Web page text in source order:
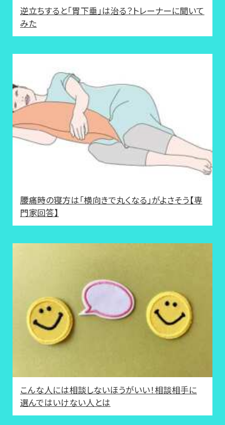
逆立ちすると「胃下垂」は治る？トレーナーに聞いて
みた
腰痛時の寝方は「横向きで丸くなる」がよさそう【専
門家回答】
こんな人には相談しないほうがいい！相談相手に
選んではいけない人とは